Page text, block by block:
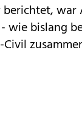
war
wie bislang